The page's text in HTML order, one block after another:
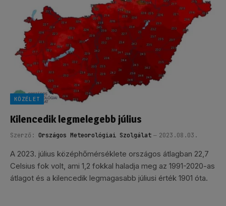
KÖZÉLET
Kilencedik legmelegebb július
Szerző: Országos Meteorológiai Szolgálat 2023.08.03.
A 2023. július középhőmérséklete országos átlagban 22,7
Celsius fok volt, ami 1,2 fokkal haladja meg az 1991-2020-as
átlagot és a kilencedik legmagasabb júliusi érték 1901 óta.